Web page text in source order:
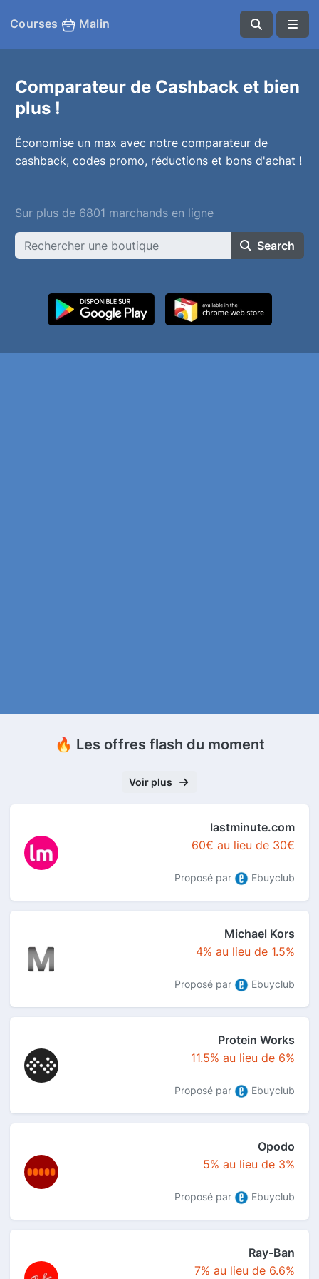
Courses Malin
Comparateur de Cashback et bien
plus !
Économise un max avec notre comparateur de
cashback, codes promo, réductions et bons d'achat !
Sur plus de 6801 marchands en ligne
Search
🔥 Les offres flash du moment
Voir plus
lastminute.com
60€ au lieu de 30€
Proposé par Ebuyclub
Michael Kors
4% au lieu de 1.5%
Proposé par Ebuyclub
Protein Works
11.5% au lieu de 6%
Proposé par Ebuyclub
Opodo
5% au lieu de 3%
Proposé par Ebuyclub
Ray-Ban
7% au lieu de 6.6%